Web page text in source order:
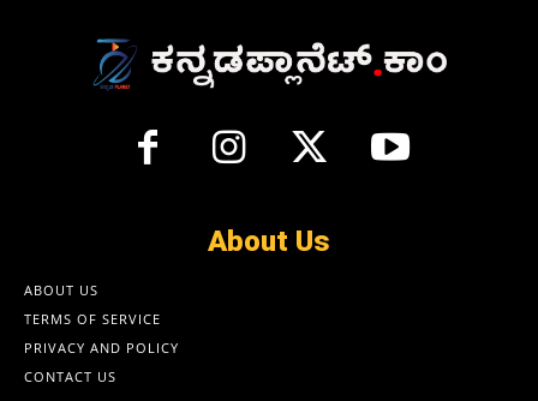
About Us
ABOUT US
TERMS OF SERVICE
PRIVACY AND POLICY
CONTACT US